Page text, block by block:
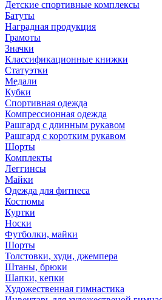
Детские спортивные комплексы
Батуты
Наградная продукция
Грамоты
Значки
Классификационные книжки
Статуэтки
Медали
Кубки
Спортивная одежда
Компрессионная одежда
Рашгард с длинным рукавом
Рашгард с коротким рукавом
Шорты
Комплекты
Леггинсы
Майки
Одежда для фитнеса
Костюмы
Куртки
Носки
Футболки, майки
Шорты
Толстовки, худи, джемпера
Штаны, брюки
Шапки, кепки
Художественная гимнастика